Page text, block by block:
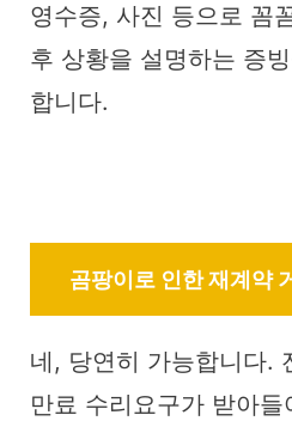
영수증, 사진 등으로 꼼
후 상황을 설명하는 증
합니다.
곰팡이로 인한 재계약
네, 당연히 가능합니다.
만료 수리요구가 받아